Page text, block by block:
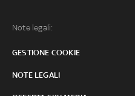
Note legali:
GESTIONE COOKIE
NOTE LEGALI